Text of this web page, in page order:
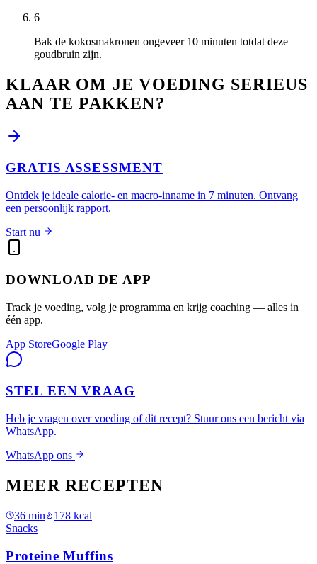
6
Bak de kokosmakronen ongeveer 10 minuten totdat deze
goudbruin zijn.
KLAAR OM JE VOEDING SERIEUS
AAN TE PAKKEN?
GRATIS ASSESSMENT
Ontdek je ideale calorie- en macro-inname in 7 minuten. Ontvang
een persoonlijk rapport.
Start nu
DOWNLOAD DE APP
Track je voeding, volg je programma en krijg coaching — alles in
één app.
App StoreGoogle Play
STEL EEN VRAAG
Heb je vragen over voeding of dit recept? Stuur ons een bericht via
WhatsApp.
WhatsApp ons
MEER RECEPTEN
36 min 178 kcal
Snacks
Proteine Muffins